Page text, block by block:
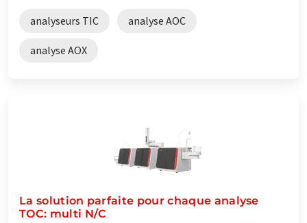
analyseurs TIC analyse AOC
analyse AOX
La solution parfaite pour chaque analyse
TOC: multi N/C